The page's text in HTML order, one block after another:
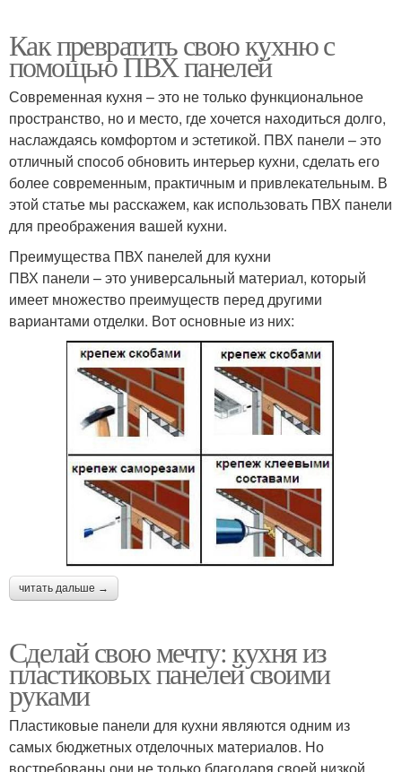
Как превратить свою кухню с
помощью ПВХ панелей
Современная кухня – это не только функциональное
пространство, но и место, где хочется находиться долго,
наслаждаясь комфортом и эстетикой. ПВХ панели – это
отличный способ обновить интерьер кухни, сделать его
более современным, практичным и привлекательным. В
этой статье мы расскажем, как использовать ПВХ панели
для преображения вашей кухни.
Преимущества ПВХ панелей для кухни
ПВХ панели – это универсальный материал, который
имеет множество преимуществ перед другими
вариантами отделки. Вот основные из них:
читать дальше →
Сделай свою мечту: кухня из
пластиковых панелей своими
руками
Пластиковые панели для кухни являются одним из
самых бюджетных отделочных материалов. Но
востребованы они не только благодаря своей низкой